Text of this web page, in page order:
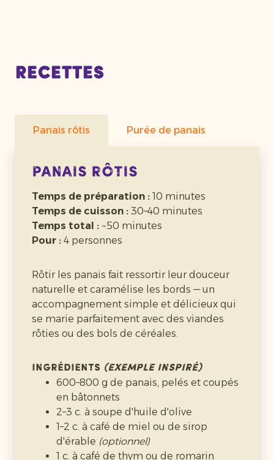
Recettes
Panais rôtis Purée de panais
Panais rôtis
Temps de préparation : 10 minutes
Temps de cuisson : 30–40 minutes
Temps total : ~50 minutes
Pour : 4 personnes
Rôtir les panais fait ressortir leur douceur
naturelle et caramélise les bords — un
accompagnement simple et délicieux qui
se marie parfaitement avec des viandes
rôties ou des bols de céréales.
Ingrédients (exemple inspiré)
600–800 g de panais, pelés et coupés
en bâtonnets
2–3 c. à soupe d'huile d'olive
1–2 c. à café de miel ou de sirop
d'érable (optionnel)
1 c. à café de thym ou de romarin
Cuisson :20–25 minutes
Temps total :~35 minutes
Pour :4 personnes
Cette purée de panais est lisse, beurrée et
à la purée de pommes de terre qui
accompagne parfaitement les viandes
rôties et les plats copieux.
Ingrédients
600–800 g de panais, pelés et coupés